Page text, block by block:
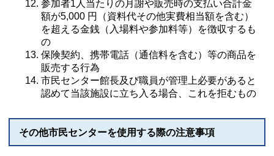
参加者1人当たりの月謝や販売時の支払い合計金
額が5,000 円（資料代その他実費相当額を含む）
を超える金銭（入場料や参加料等）を徴収するも
の
保険契約、携帯電話（通信料を含む）等の商品を
販売する行為
市民センター館長及び職員が管理上必要があると
認めて当該施設に立ち入る場合、これを拒むもの
その他市民センターを使用する際の注意事項